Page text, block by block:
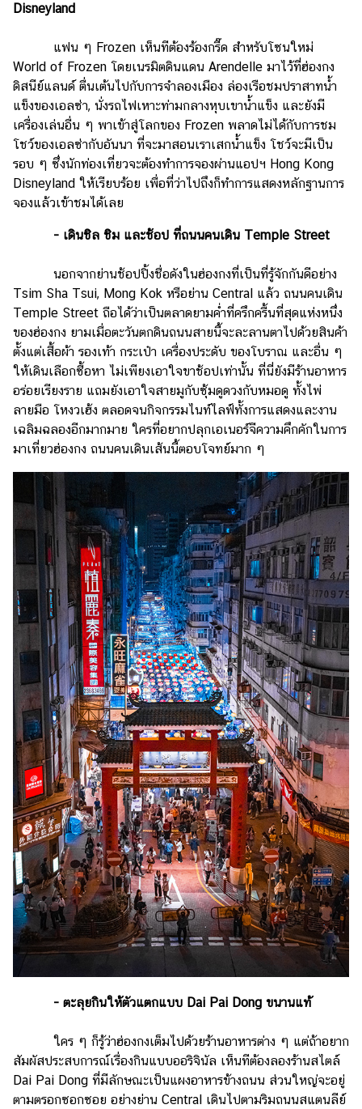
Disneyland
แฟน ๆ Frozen เห็นทีต้องร้องกรี๊ด สำหรับโซนใหม่
World of Frozen โดยเนรมิตดินแดน Arendelle มาไว้ที่ฮ่องกง
ดิสนีย์แลนด์ ตื่นเต้นไปกับการจำลองเมือง ล่องเรือชมปราสาทน้ำ
แข็งของเอลซ่า, นั่งรถไฟเหาะท่ามกลางหุบเขาน้ำแข็ง และยังมี
เครื่องเล่นอื่น ๆ พาเข้าสู่โลกของ Frozen พลาดไม่ได้กับการชม
โชว์ของเอลซ่ากับอันนา ที่จะมาสอนเราเสกน้ำแข็ง โชว์จะมีเป็น
รอบ ๆ ซึ่งนักท่องเที่ยวจะต้องทำการจองผ่านแอปฯ Hong Kong
Disneyland ให้เรียบร้อย เพื่อที่ว่าไปถึงก็ทำการแสดงหลักฐานการ
จองแล้วเข้าชมได้เลย
- เดินชิล ชิม และช้อป ที่ถนนคนเดิน Temple Street
นอกจากย่านช้อปปิ้งชื่อดังในฮ่องกงที่เป็นที่รู้จักกันดีอย่าง
Tsim Sha Tsui, Mong Kok หรือย่าน Central แล้ว ถนนคนเดิน
Temple Street ถือได้ว่าเป็นตลาดยามค่ำที่ครึกครื้นที่สุดแห่งหนึ่ง
ของฮ่องกง ยามเมื่อตะวันตกดินถนนสายนี้จะละลานตาไปด้วยสินค้า
ตั้งแต่เสื้อผ้า รองเท้า กระเป๋า เครื่องประดับ ของโบราณ และอื่น ๆ
ให้เดินเลือกซื้อหา ไม่เพียงเอาใจขาช้อปเท่านั้น ที่นี่ยังมีร้านอาหาร
อร่อยเรียงราย แถมยังเอาใจสายมูกับซุ้มดูดวงกับหมอดู ทั้งไพ่
ลายมือ โหงวเฮ้ง ตลอดจนกิจกรรมไนท์ไลฟ์ทั้งการแสดงและงาน
เฉลิมฉลองอีกมากมาย ใครที่อยากปลุกเอเนอร์จีความคึกคักในการ
มาเที่ยวฮ่องกง ถนนคนเดินเส้นนี้ตอบโจทย์มาก ๆ
- ตะลุยกินให้ตัวแตกแบบ Dai Pai Dong ขนานแท้
ใคร ๆ ก็รู้ว่าฮ่องกงเต็มไปด้วยร้านอาหารต่าง ๆ แต่ถ้าอยาก
สัมผัสประสบการณ์เรื่องกินแบบออริจินัล เห็นทีต้องลองร้านสไตล์
Dai Pai Dong ที่มีลักษณะเป็นแผงอาหารข้างถนน ส่วนใหญ่จะอยู่
ตามตรอกซอกซอย อย่างย่าน Central เดินไปตามริมถนนสแตนลีย์